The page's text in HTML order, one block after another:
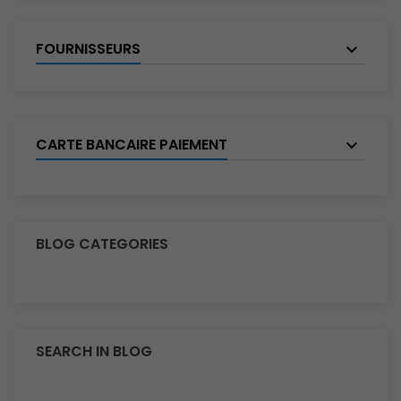
FOURNISSEURS
CARTE BANCAIRE PAIEMENT
BLOG CATEGORIES
SEARCH IN BLOG